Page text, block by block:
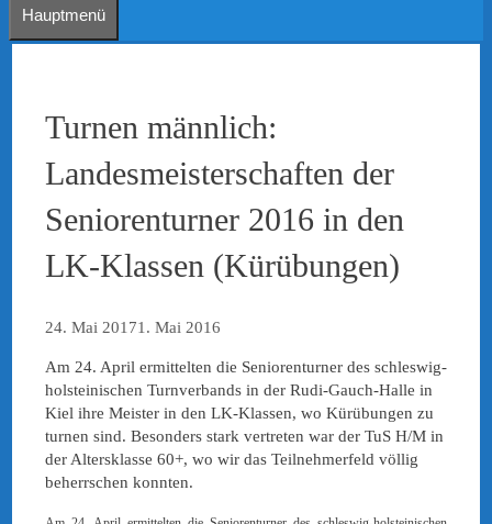
Hauptmenü
Turnen männlich:
Landesmeisterschaften der
Seniorenturner 2016 in den
LK-Klassen (Kürübungen)
24. Mai 20171. Mai 2016
Am 24. April ermittelten die Seniorenturner des schleswig-
holsteinischen Turnverbands in der Rudi-Gauch-Halle in
Kiel ihre Meister in den LK-Klassen, wo Kürübungen zu
turnen sind. Besonders stark vertreten war der TuS H/M in
der Altersklasse 60+, wo wir das Teilnehmerfeld völlig
beherrschen konnten.